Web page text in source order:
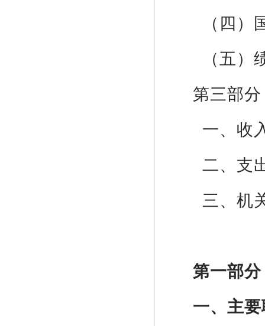
（四
（五）
第三部
一、收
二、支
三、机
第一部
一、主